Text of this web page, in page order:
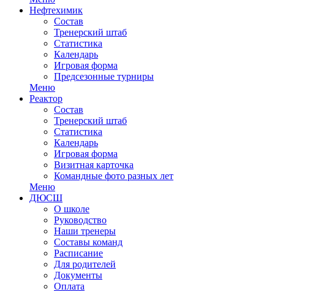
Нефтехимик
Состав
Тренерский штаб
Статистика
Календарь
Игровая форма
Предсезонные турниры
Меню
Реактор
Состав
Тренерский штаб
Статистика
Календарь
Игровая форма
Визитная карточка
Командные фото разных лет
Меню
ДЮСШ
О школе
Руководство
Наши тренеры
Составы команд
Расписание
Для родителей
Документы
Оплата